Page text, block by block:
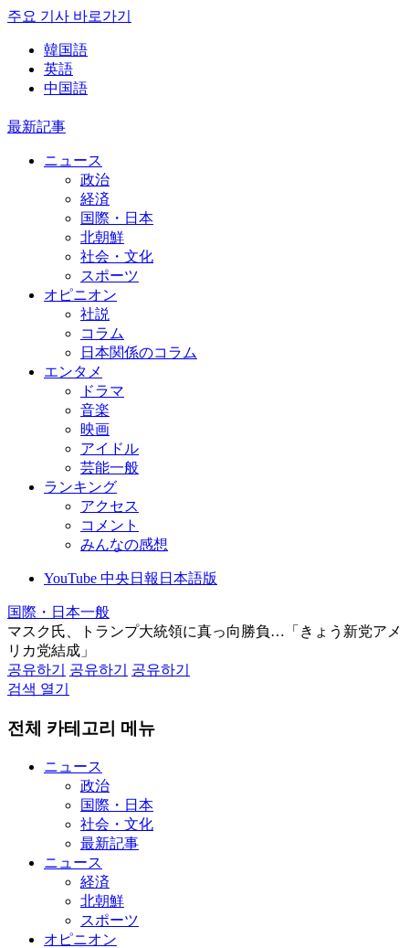
주요 기사 바로가기
韓国語
英語
中国語
最新記事
ニュース
政治
経済
国際・日本
北朝鮮
社会・文化
スポーツ
オピニオン
社説
コラム
日本関係のコラム
エンタメ
ドラマ
音楽
映画
アイドル
芸能一般
ランキング
アクセス
コメント
みんなの感想
YouTube 中央日報日本語版
国際・日本一般
マスク氏、トランプ大統領に真っ向勝負…「きょう新党アメ
リカ党結成」
공유하기
공유하기
공유하기
검색 열기
전체 카테고리 메뉴
ニュース
政治
国際・日本
社会・文化
最新記事
ニュース
経済
北朝鮮
スポーツ
オピニオン